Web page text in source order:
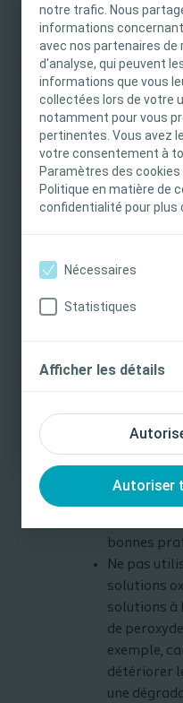
notre trafic. Nous
informations
avec nos partenaires de
d'analyse, qui peuvent
informations que vous
collectées lors de votre
notamment pour vous
pertinentes. Vous avez
votre consentement à
Paramètres des
Politique en matière de
confidentialité pour plus
Autoriser
Nécessaires
Statistiques
Afficher les détails
INFORMATION
Ce site est destiné
professionnels de
dans le Code de la
contenu du site est
l’éducation et peut
les juridictions.
conseils médicaux.
seul responsable du
les instructions
consulter le mode
Je suis un
Être utilisé
une bande
Mises en garde
Il est
en passant
fois sur les
Ce produit
l'emballage
Les plaies
par une
doivent
surveillées
bonnes
Ne pas
solutions
solutions à
de
exemple,
détériorer
une